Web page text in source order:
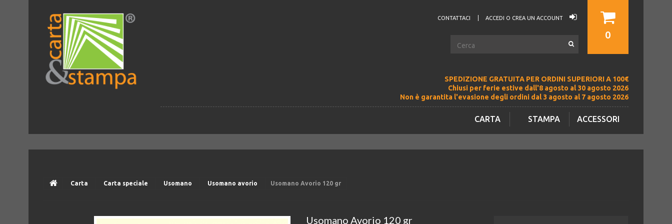
ACCEDI O CREA UN ACCOUNT
CONTATTACI
0
SPEDIZIONE GRATUITA PER ORDINI SUPERIORI A 100€
Chiusi per ferie estive dall'8 agosto al 30 agosto 2026
Non è garantita l'evasione degli ordini dal 3 agosto al 7 agosto 2026
CARTA STAMPA ACCESSORI
Carta Carta speciale Usomano Usomano avorio Usomano Avorio 120 gr
Usomano Avorio 120 gr